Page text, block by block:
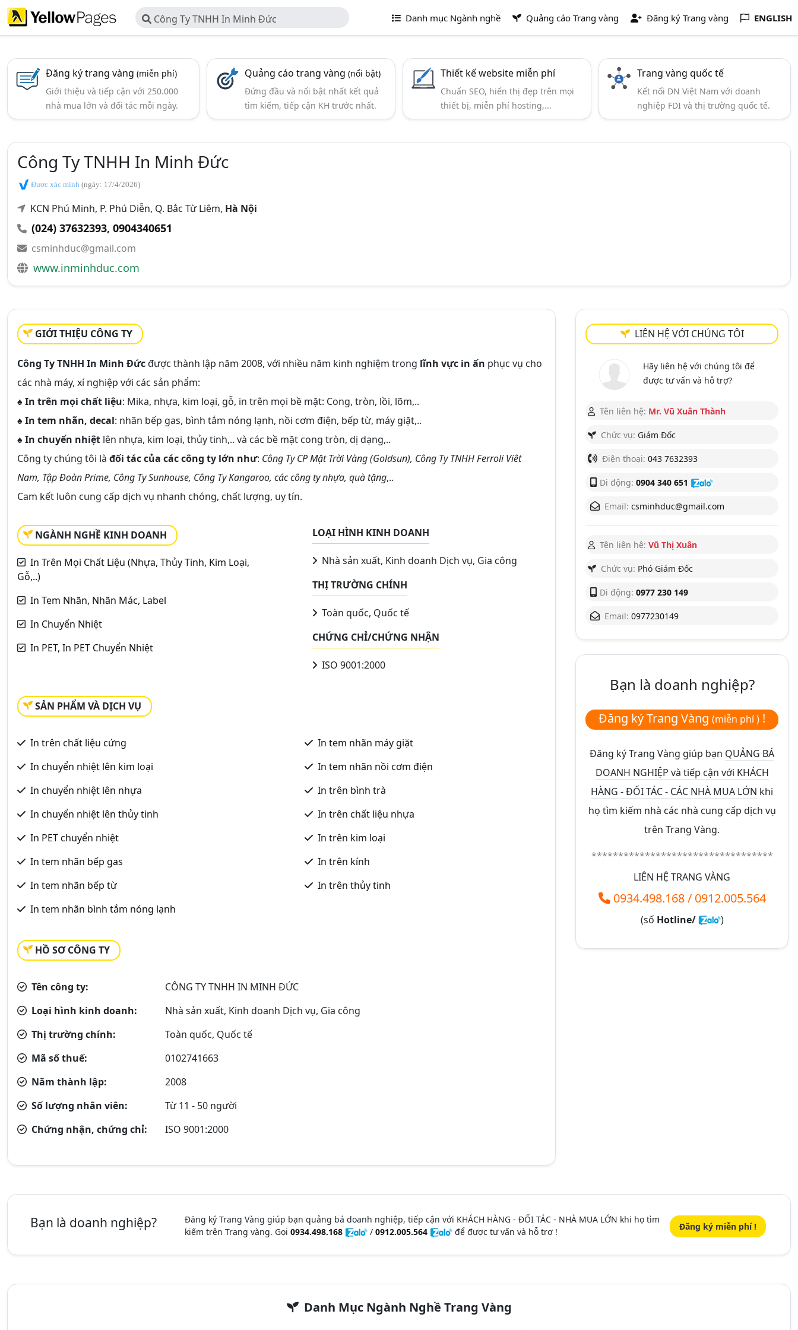
Công Ty TNHH In Minh Đức Danh mục Ngành nghề Quảng cáo Trang vàng Đăng ký Trang vàng ENGLISH
Đăng ký trang vàng (miễn phí)
Giới thiệu và tiếp cận với 250.000
nhà mua lớn và đối tác mỗi ngày.
Quảng cáo trang vàng(nổi bật)
Đứng đầu và nổi bật nhất kết quả
tìm kiếm, tiếp cận KH trước nhất.
Thiết kế website miễn phí
Chuẩn SEO, hiển thị đẹp trên mọi
thiết bị, miễn phí hosting,...
Trang vàng quốc tế
Kết nối DN Việt Nam với doanh
nghiệp FDI và thị trường quốc tế.
Công Ty TNHH In Minh Đức
Được xác minh (ngày: 17/4/2026)
KCN Phú Minh, P. Phú Diễn, Q. Bắc Từ Liêm, Hà Nội
(024) 37632393, 0904340651
csminhduc@gmail.com
www.inminhduc.com
GIỚI THIỆU CÔNG TY
Công Ty TNHH In Minh Đứcđược thành lập năm 2008, với nhiều năm kinh nghiệm trong lĩnh vực in ấn phục vụ cho
các nhà máy, xí nghiệp với các sản phẩm:
♠ In trên mọi chất liệu: Mika, nhựa, kim loại, gỗ, in trên mọi bề mặt: Cong, tròn, lồi, lõm,..
♠ In tem nhãn, decal: nhãn bếp gas, bình tắm nóng lạnh, nồi cơm điện, bếp từ, máy giặt,..
♠ In chuyển nhiệt lên nhựa, kim loại, thủy tinh,.. và các bề mặt cong tròn, dị dạng,..
Công ty chúng tôi là đối tác của các công ty lớn như: Công Ty CP Mặt Trời Vàng (Goldsun), Công Ty TNHH Ferroli Viêt
Nam, Tập Đoàn Prime, Công Ty Sunhouse, Công Ty Kangaroo, các công ty nhựa, quà tặng,..
Cam kết luôn cung cấp dịch vụ nhanh chóng, chất lượng, uy tín.
NGÀNH NGHỀ KINH DOANH
In Trên Mọi Chất Liệu (Nhựa, Thủy Tinh, Kim Loại,
Gỗ,..)
In Tem Nhãn, Nhãn Mác, Label
In Chuyển Nhiệt
In PET, In PET Chuyển Nhiệt
LOẠI HÌNH KINH DOANH
Nhà sản xuất, Kinh doanh Dịch vụ, Gia công
THỊ TRƯỜNG CHÍNH
Toàn quốc, Quốc tế
CHỨNG CHỈ/CHỨNG NHẬN
ISO 9001:2000
SẢN PHẨM VÀ DỊCH VỤ
In trên chất liệu cứng
In chuyển nhiệt lên kim loại
In chuyển nhiệt lên nhựa
In chuyển nhiệt lên thủy tinh
In PET chuyển nhiệt
In tem nhãn bếp gas
In tem nhãn bếp từ
In tem nhãn bình tắm nóng lạnh
In tem nhãn máy giặt
In tem nhãn nồi cơm điện
In trên bình trà
In trên chất liệu nhựa
In trên kim loại
In trên kính
In trên thủy tinh
HỒ SƠ CÔNG TY
Tên công ty:
CÔNG TY TNHH IN MINH ĐỨC
Loại hình kinh doanh:
Nhà sản xuất, Kinh doanh Dịch vụ, Gia công
Thị trường chính:
Toàn quốc, Quốc tế
Mã số thuế:
0102741663
Năm thành lập:
2008
Số lượng nhân viên:
Từ 11 - 50 người
Chứng nhận, chứng chỉ:
ISO 9001:2000
LIÊN HỆ VỚI CHÚNG TÔI
Hãy liên hệ với chúng tôi để
được tư vấn và hỗ trợ?
Tên liên hệ: Mr. Vũ Xuân Thành
Chức vụ: Giám Đốc
Điện thoại: 043 7632393
Di động: 0904 340 651
Email: csminhduc@gmail.com
Tên liên hệ: Vũ Thị Xuân
Chức vụ: Phó Giám Đốc
Di động: 0977 230 149
Email: 0977230149
Bạn là doanh nghiệp?
Đăng ký Trang Vàng (miễn phí ) !
Đăng ký Trang Vàng giúp bạn QUẢNG BÁ
DOANH NGHIỆP và tiếp cận với KHÁCH
HÀNG - ĐỐI TÁC - CÁC NHÀ MUA LỚN khi
họ tìm kiếm nhà các nhà cung cấp dịch vụ
trên Trang Vàng.
**********************************
LIÊN HỆ TRANG VÀNG
0934.498.168/ 0912.005.564
(số Hotline/ )
Bạn là doanh nghiệp?
Đăng ký Trang Vàng giúp bạn quảng bá doanh nghiệp, tiếp cận với KHÁCH HÀNG - ĐỐI TÁC - NHÀ MUA LỚN khi họ tìm
kiếm trên Trang vàng. Gọi 0934.498.168 / 0912.005.564 để được tư vấn và hỗ trợ ! Đăng ký miễn phí !
Danh Mục Ngành Nghề Trang Vàng